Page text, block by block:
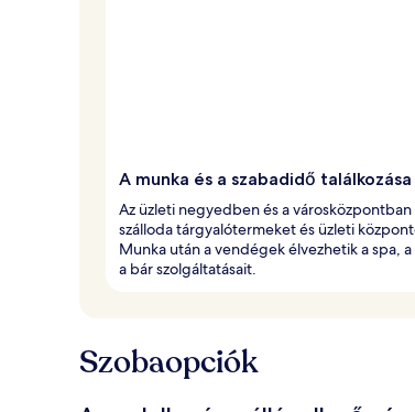
A munka és a szabadidő találkozása
Az üzleti negyedben és a
szálloda tárgyalótermeket és üzleti
Munka után a vendégek élvezhetik a spa, a
a bár szolgáltatásait.
Szobaopciók